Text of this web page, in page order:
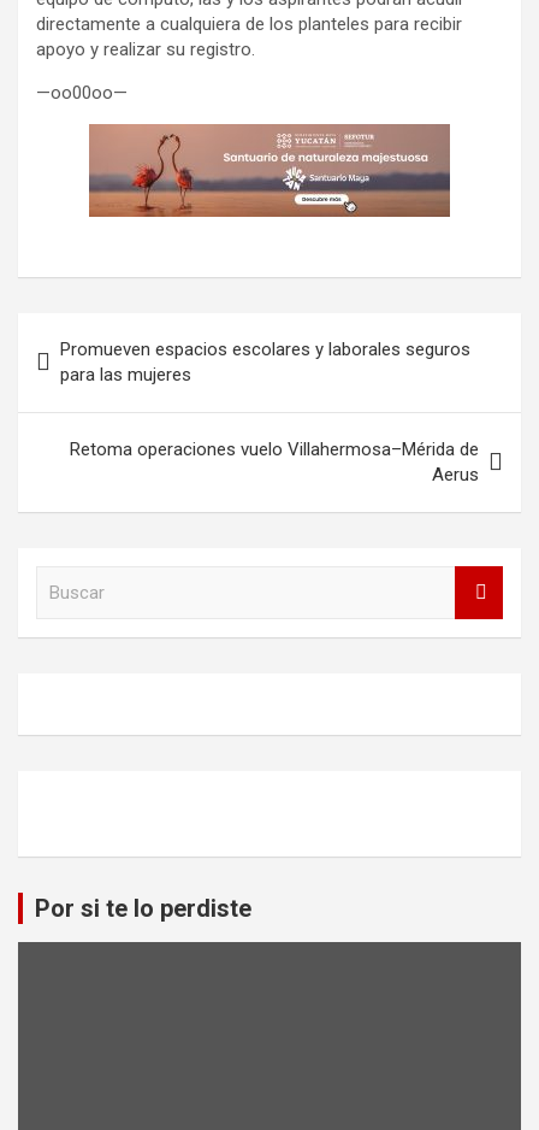
directamente a cualquiera de los planteles para recibir
apoyo y realizar su registro.
—oo00oo—
de
entradas
Promueven espacios escolares y laborales seguros
para las mujeres
Retoma operaciones vuelo Villahermosa–Mérida de
Aerus
Por si te lo perdiste